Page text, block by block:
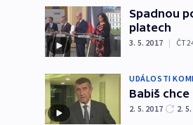
Spadnou
platech
3. 5. 2017 |
UDÁLOSTI
Babiš
2. 5. 2017 2.